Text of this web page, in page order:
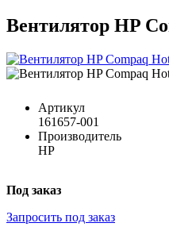
Вентилятор HP
Артикул
161657-001
Производитель
HP
Под заказ
Запросить под заказ